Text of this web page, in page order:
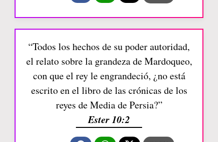
“Todos los hechos de su poder autoridad,
el relato sobre la grandeza de Mardoqueo,
con que el rey le engrandeció, ¿no está
escrito en el libro de las crónicas de los
reyes de Media de Persia?”
Ester 10:2